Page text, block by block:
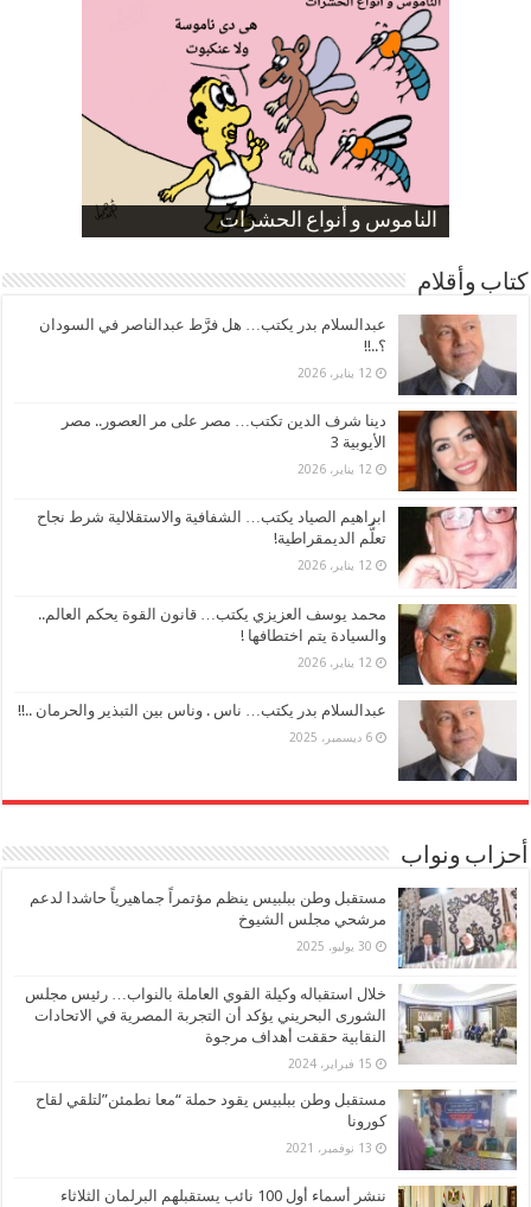
الناموس و أنواع الحشرات
الموظفين بعد ارتفاع الأسعار
ارتفاع نسبة الطلاق في مصر
صورة كاركاتيرية
صورة كاركاتيرية
كتاب وأقلام
عبدالسلام بدر يكتب… هل فرَّط عبدالناصر في السودان
؟..!!
12 يناير، 2026
دينا شرف الدين تكتب… مصر على مر العصور.. مصر
الأيوبية 3
12 يناير، 2026
ابراهيم الصياد يكتب… الشفافية والاستقلالية شرط نجاح
تعلُّم الديمقراطية!
12 يناير، 2026
محمد يوسف العزيزي يكتب… قانون القوة يحكم العالم..
والسيادة يتم اختطافها !
12 يناير، 2026
عبدالسلام بدر يكتب… ناس . وناس بين التبذير والحرمان ..!!
6 ديسمبر، 2025
أحزاب ونواب
مستقبل وطن ببلبيس ينظم مؤتمراً جماهيرياً حاشدا لدعم
مرشحي مجلس الشيوخ
30 يوليو، 2025
خلال استقباله وكيلة القوي العاملة بالنواب… رئيس مجلس
الشورى البحريني يؤكد أن التجربة المصرية في الاتحادات
النقابية حققت أهداف مرجوة
15 فبراير، 2024
مستقبل وطن ببلبيس يقود حملة “معا نطمئن”لتلقي لقاح
كورونا
13 نوفمبر، 2021
ننشر أسماء أول 100 نائب يستقبلهم البرلمان الثلاثاء